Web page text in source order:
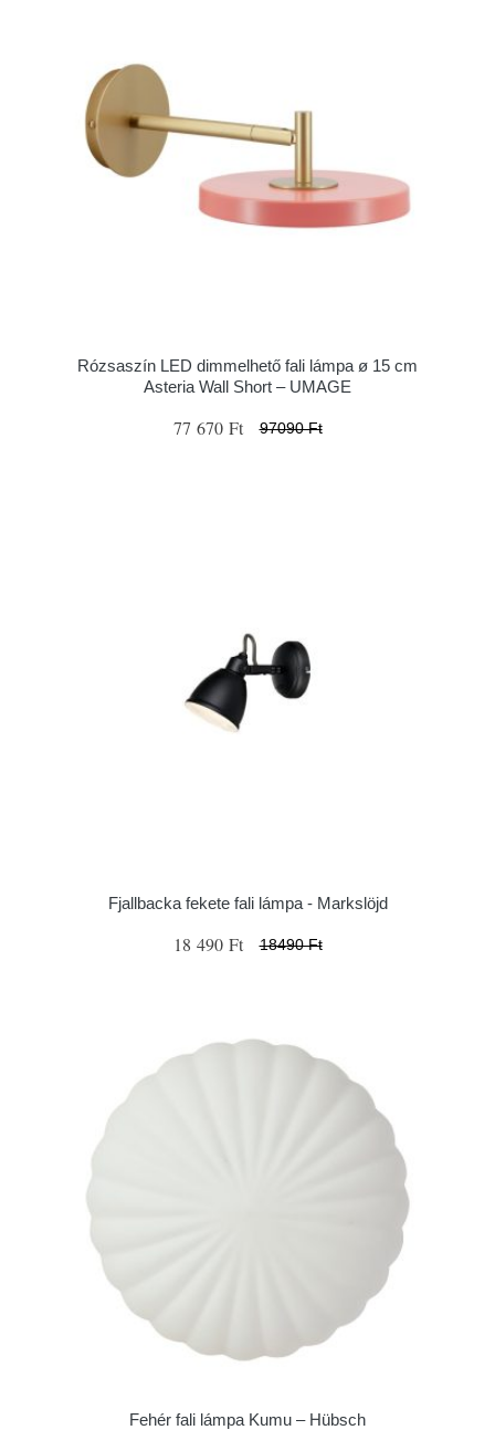
Rózsaszín LED dimmelhető fali lámpa ø 15 cm
Asteria Wall Short – UMAGE
77 670 Ft 97090 Ft
Fjallbacka fekete fali lámpa - Markslöjd
18 490 Ft 18490 Ft
Fehér fali lámpa Kumu – Hübsch